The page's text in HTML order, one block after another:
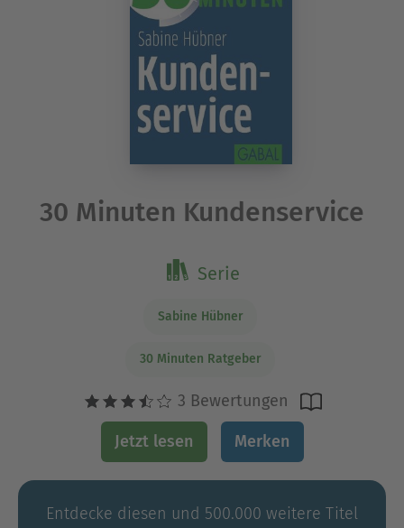
30 Minuten Kundenservice
Serie
Sabine Hübner
30 Minuten Ratgeber
3 Bewertungen
Jetzt lesen Merken
Entdecke diesen und 500.000 weitere Titel